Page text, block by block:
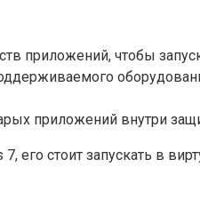
приложений, чтобы
приложений внутри
его стоит запускать в